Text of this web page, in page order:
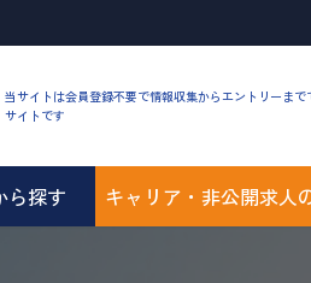
当サイトは会員登録不要で情報収集からエントリーま
サイトです
ら探す キャリア・非公開求人